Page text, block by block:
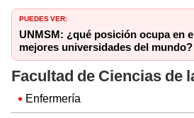
PUEDES VER:
UNMSM: ¿qué posición ocupa en
mejores universidades del mundo?
Facultad de Ciencias de
Enfermería